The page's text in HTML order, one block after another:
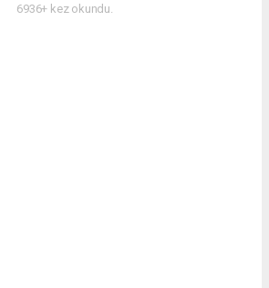
6936+ kez okundu.